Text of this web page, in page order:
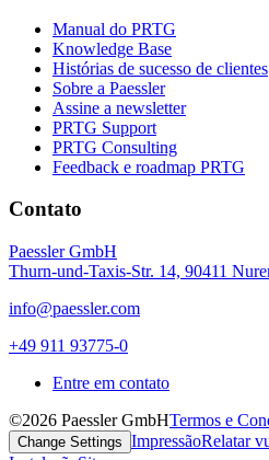
Manual do PRTG
Knowledge Base
Histórias de sucesso de clientes
Sobre a Paessler
Assine a newsletter
PRTG Support
PRTG Consulting
Feedback e roadmap PRTG
Contato
Paessler GmbH
Thurn-und-Taxis-Str. 14, 90411
info@paessler.com
+49 911 93775-0
Entre em contato
©2026 Paessler GmbHTermos e
Change Settings ImpressãoRelatar